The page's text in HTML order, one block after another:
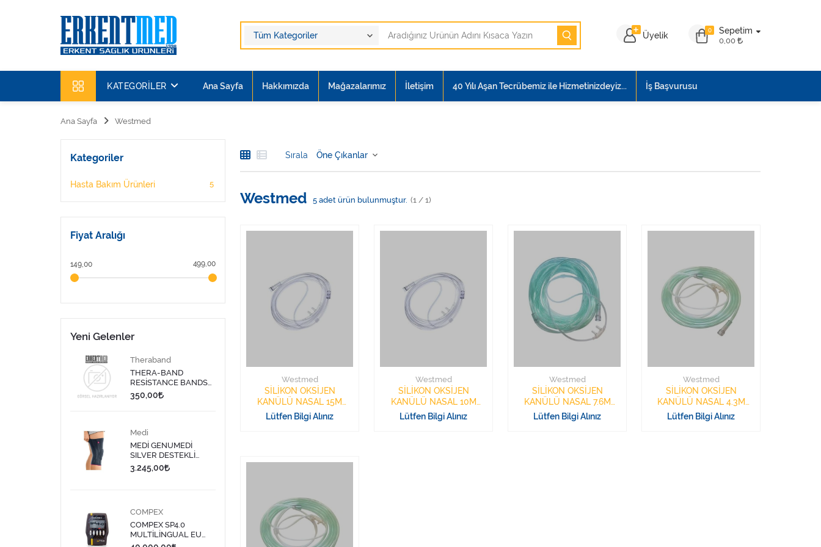
0 Sepetim
0,00
Üyelik
KATEGORILER Ana Sayfa Hakkımızda Mağazalarımız İletişim 40 Yılı Aşan Tecrübemiz ile Hizmetinizdeyiz... İş Başvurusu
Ana Sayfa Westmed
Sırala
Westmed 5 adet ürün bulunmuştur. (1 / 1)
Westmed
SİLİKON OKSİJEN
KANÜLÜ NASAL 15M
WESTMED
Lütfen Bilgi Alınız
Westmed
SİLİKON OKSİJEN
KANÜLÜ NASAL 10M
WESTMED
Lütfen Bilgi Alınız
Westmed
SİLİKON OKSİJEN
KANÜLÜ NASAL 7.6M
WESTMED
Lütfen Bilgi Alınız
Westmed
SİLİKON OKSİJEN
KANÜLÜ NASAL 4.3M
WESTMED
Lütfen Bilgi Alınız
Kategoriler
Hasta Bakım Ürünleri 5
Fiyat Aralığı
149,00 499,00
Yeni Gelenler
Theraband
THERA-BAND
RESİSTANCE BANDS
DISPENSER/DİRENÇ
BANDI LATEKS 1,5
350,00
Medi
MEDİ GENUMEDİ
SILVER DESTEKLİ
DİZLİK 613 - 9
3.245,00
COMPEX
COMPEX SP4.0
MULTİLİNGUAL EU
PLUG TENS CİHAZI